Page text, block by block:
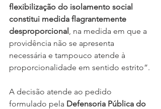
flexibilização do isolamento social
constitui medida flagrantemente
desproporcional , na medida em que a
providência não se apresenta
necessária e tampouco atende à
proporcionalidade em sentido estrito”.
A decisão atende ao pedido
formulado pela Defensoria Pública do